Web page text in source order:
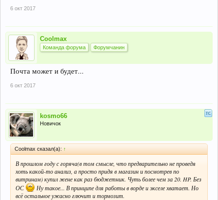
6 окт 2017
Coolmax
Команда форума Форумчанин
Почта может и будет...
6 окт 2017
kosmo66
Новичок
Coolmax сказал(а): ↑
В прошлом году с горяча(в том смысле, что предварительно не проведя
хоть какой-то анализ, а просто придя в магазин и посмотрев по
витринам) купил жене как раз бюджетник. Чуть более чем за 20. HP. Без
ОС
Ну такое... В принципе для работы в ворде и экселе хватает. Но
всё остальное ужасно глючит и тормозит.